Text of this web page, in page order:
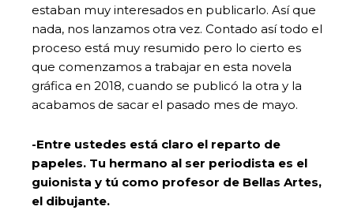
estaban muy interesados en publicarlo. Así que
nada, nos lanzamos otra vez. Contado así todo el
proceso está muy resumido pero lo cierto es
que comenzamos a trabajar en esta novela
gráfica en 2018, cuando se publicó la otra y la
acabamos de sacar el pasado mes de mayo.
-Entre ustedes está claro el reparto de
papeles. Tu hermano al ser periodista es el
guionista y tú como profesor de Bellas Artes,
el dibujante.